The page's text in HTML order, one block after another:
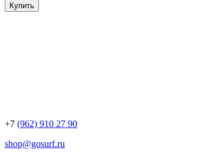
Купить
+7 (962) 910 27 90
shop@gosurf.ru